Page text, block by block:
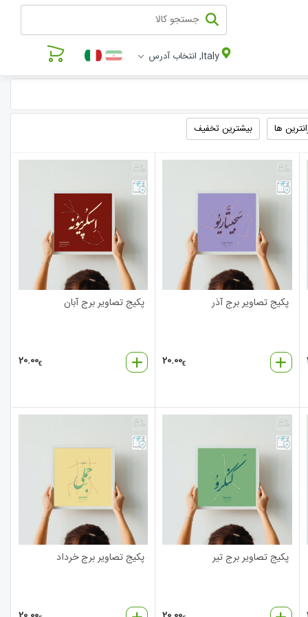
Italy, انتخاب آدرس
ها بیشترین تخفیف
پکیج تصاویر برج آذر
20.00€
پکیج تصاویر برج آبان
20.00€
پکیج تصاویر برج تیر پکیج تصاویر برج خرداد